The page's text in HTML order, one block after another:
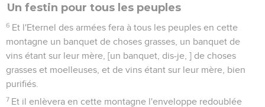
Un festin pour tous les peuples
6 Et l'Eternel des armées fera à tous les peuples en cette
montagne un banquet de choses grasses, un banquet de
vins étant sur leur mère, [un banquet, dis-je, ] de choses
grasses et moelleuses, et de vins étant sur leur mère, bien
purifiés.
7 Et il enlèvera en cette montagne l'enveloppe redoublée